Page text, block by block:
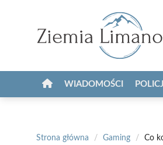
WIADOMOŚCI
Strona główna / Gaming / Co